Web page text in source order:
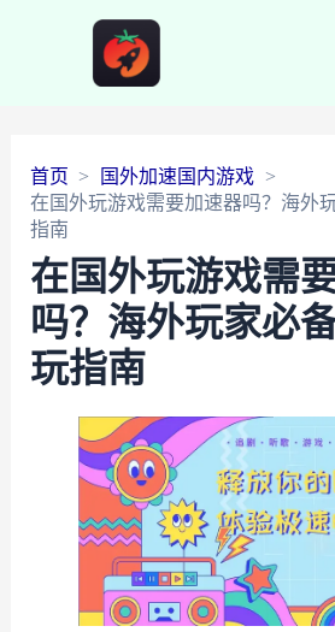
首页
国外加速国内游戏
在国外玩游戏需要加速器吗？海外
指南
在国外玩游戏需
吗？海外玩家必
玩指南